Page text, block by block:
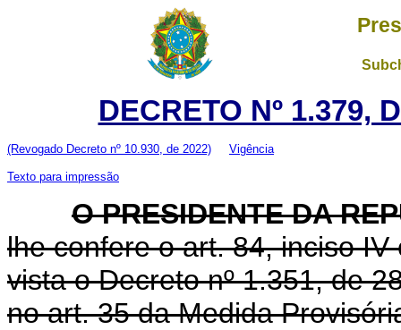
DECRETO Nº 1.379,
(Revogado Decreto nº 10.930, de 2022) Vigência
Texto para impressão
O PRESIDENTE DA
lhe confere o art. 84, inciso
vista o Decreto nº 1.351, de
no art. 35 da Medida